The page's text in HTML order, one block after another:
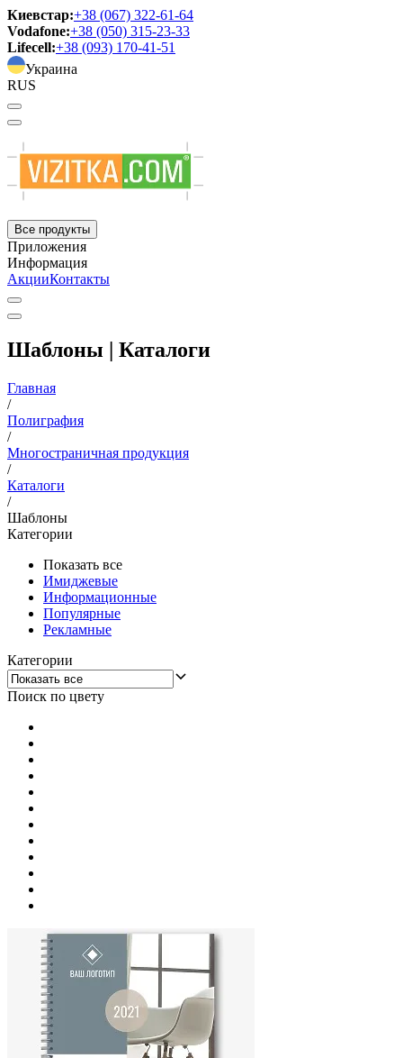
Киевстар:+38 (067) 322-61-64
Vodafone:+38 (050) 315-23-33
Lifecell:+38 (093) 170-41-51
Украина
RUS
Все продукты
Приложения
Информация
АкцииКонтакты
Шаблоны | Каталоги
Главная
/
Полиграфия
/
Многостраничная продукция
/
Каталоги
/
Шаблоны
Категории
Показать все
Имиджевые
Информационные
Популярные
Рекламные
Категории
Поиск по цвету